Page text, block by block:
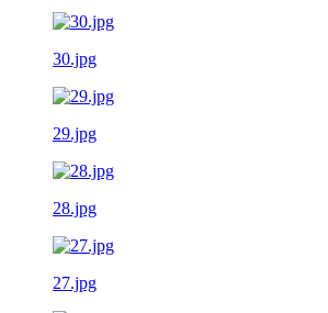
30.jpg
29.jpg
28.jpg
27.jpg